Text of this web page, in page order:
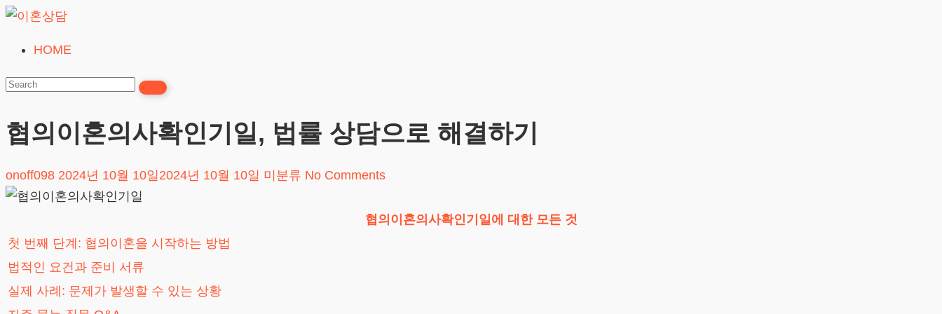
Skip
content
혼
담
24시간365일
HOME
협의이혼의사확인기일, 법률 상담으로 해결하기
onoff098 2024년 10월 10일 2024년 10월 10일 미분류 No Comments
협의이혼의사확인기일에 대한 모든 것
첫 번째 단계: 협의이혼을 시작하는 방법
법적인 요건과 준비 서류
실제 사례: 문제가 발생할 수 있는 상황